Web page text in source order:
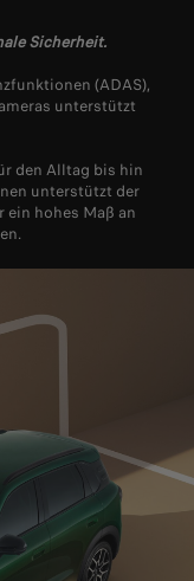
Sicherheit.
(ADAS),
unterstützt
den Alltag bis hin
unterstützt der
hohes Maß an